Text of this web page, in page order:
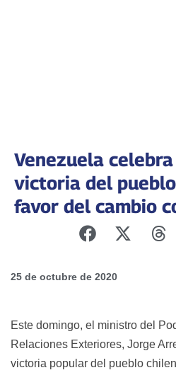
Venezuela
victoria del
favor del cambio
25 de octubre de 2020
Este domingo, el ministro del
Relaciones Exteriores, Jorge
victoria popular del pueblo